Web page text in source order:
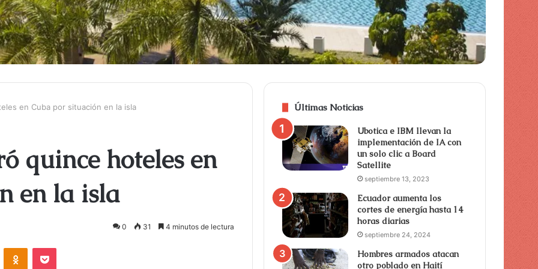
en Cuba por situación en la isla
quince hoteles en
en la isla
0 31 4 minutos de lectura
Últimas Noticias
Ubotica e IBM llevan la
implementación de IA con
un solo clic a Board
Satellite
septiembre 13, 2023
Ecuador aumenta los
cortes de energía hasta 14
horas diarias
septiembre 24, 2024
Hombres armados atacan
otro poblado en Haití